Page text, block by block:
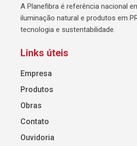
A Planefibra é referência nacional
iluminação natural e produtos em
tecnologia e sustentabilidade.
Links úteis
Empresa
Produtos
Obras
Contato
Ouvidoria